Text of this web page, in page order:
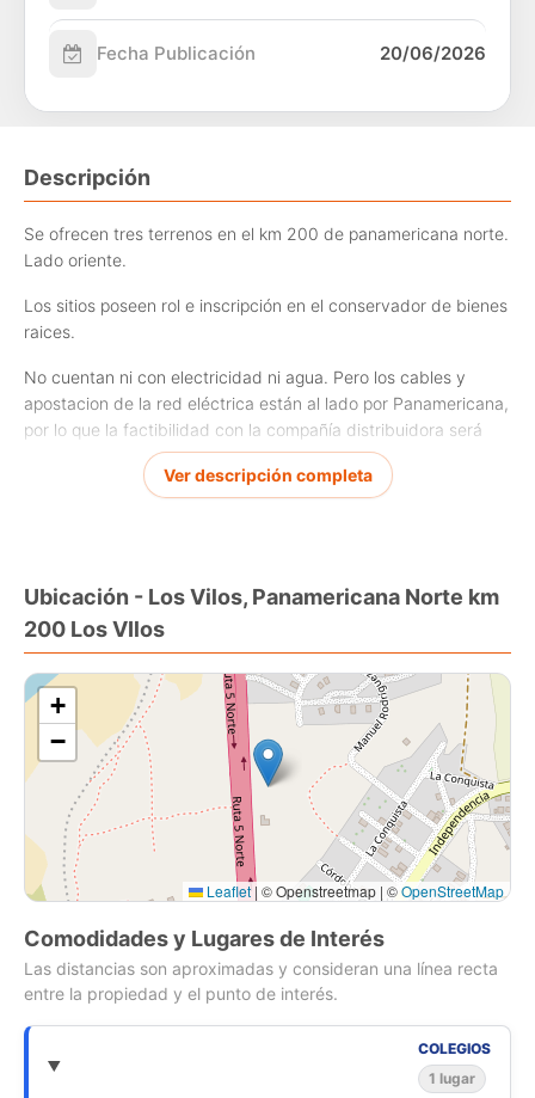
Fecha Publicación 20/06/2026
Descripción
Se ofrecen tres terrenos en el km 200 de panamericana norte.
Lado oriente.
Los sitios poseen rol e inscripción en el conservador de bienes
raices.
No cuentan ni con electricidad ni agua. Pero los cables y
apostacion de la red eléctrica están al lado por Panamericana,
por lo que la factibilidad con la compañía distribuidora será
mas agil. En cuanto al agua, hay opciones como pozo, comprar
agua a camiones aljibes o consultar factibilidad a APR.
Cada sitio a 18.500.000
Ver descripción completa
Ubicación - Los Vilos, Panamericana Norte km
200 Los VIlos
+
−
Leaflet | © Openstreetmap | ©OpenStreetMap
Comodidades y Lugares de Interés
Las distancias son aproximadas y consideran una línea recta
entre la propiedad y el punto de interés.
COLEGIOS
1 lugar